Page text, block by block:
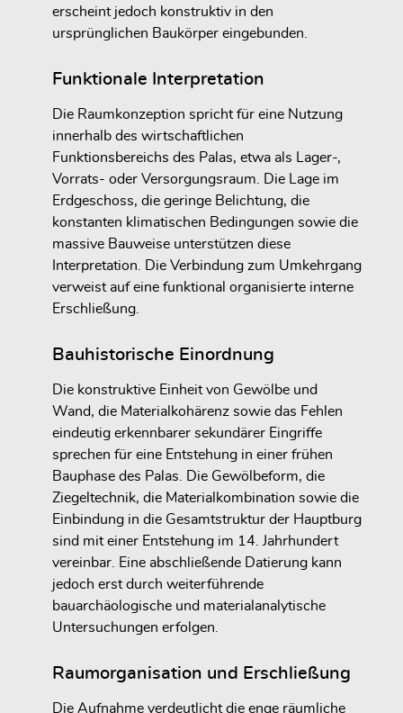
erscheint jedoch konstruktiv in den
ursprünglichen Baukörper eingebunden.
Funktionale Interpretation
Die Raumkonzeption spricht für eine Nutzung
innerhalb des wirtschaftlichen
Funktionsbereichs des Palas, etwa als Lager-,
Vorrats- oder Versorgungsraum. Die Lage im
Erdgeschoss, die geringe Belichtung, die
konstanten klimatischen Bedingungen sowie die
massive Bauweise unterstützen diese
Interpretation. Die Verbindung zum Umkehrgang
verweist auf eine funktional organisierte interne
Erschließung.
Bauhistorische Einordnung
Die konstruktive Einheit von Gewölbe und
Wand, die Materialkohärenz sowie das Fehlen
eindeutig erkennbarer sekundärer Eingriffe
sprechen für eine Entstehung in einer frühen
Bauphase des Palas. Die Gewölbeform, die
Ziegeltechnik, die Materialkombination sowie die
Einbindung in die Gesamtstruktur der Hauptburg
sind mit einer Entstehung im 14. Jahrhundert
vereinbar. Eine abschließende Datierung kann
jedoch erst durch weiterführende
bauarchäologische und materialanalytische
Untersuchungen erfolgen.
Raumorganisation und Erschließung
Die Aufnahme verdeutlicht die enge räumliche